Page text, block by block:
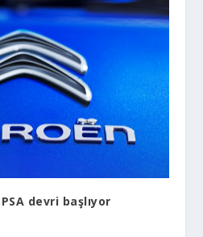
devri başlıyor